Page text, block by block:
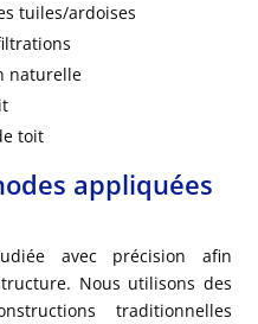
tuiles/ardoises
naturelle
toit
appliquées
avec précision afin
Nous utilisons des
traditionnelles